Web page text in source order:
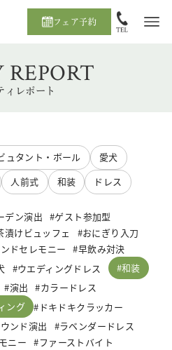
フェア予約
REPORT
ィレポート
ュタント・ボール
愛犬
人前式 和装 ドレス
デン演出
ゲスト参加型
漬けビュッフェ
おにぎり入刀
ドセレモニー
早飲み対決
ウエディングドレス
和装
演出
カラードレス
ング
ドキドキクラッカー
ンド演出
ラベンダードレス
ニー
ファーストバイト